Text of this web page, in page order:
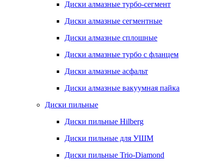
Диски алмазные турбо-сегмент
Диски алмазные сегментные
Диски алмазные сплошные
Диски алмазные турбо с фланцем
Диски алмазные асфальт
Диски алмазные вакуумная пайка
Диски пильные
Диски пильные Hilberg
Диски пильные для УШМ
Диски пильные Trio-Diamond